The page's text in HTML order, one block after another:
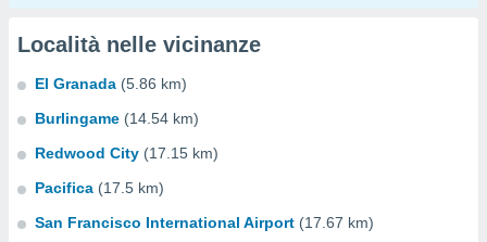
Località nelle vicinanze
El Granada (5.86 km)
Burlingame (14.54 km)
Redwood City (17.15 km)
Pacifica (17.5 km)
San Francisco International Airport (17.67 km)